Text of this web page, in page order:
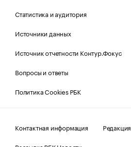
Статистика и аудитория
Источники данных
Источник отчетности Контур.Фокус
Вопросы и ответы
Политика Cookies РБК
Контактная информация
Редакция